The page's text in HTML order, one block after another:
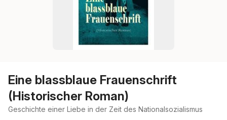
Eine blassblaue Frauenschrift
(Historischer Roman)
Geschichte einer Liebe in der Zeit des Nationalsozialismus